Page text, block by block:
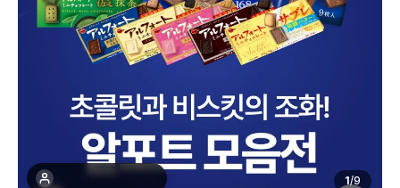
1 /9
최근 1주간 19명 구매